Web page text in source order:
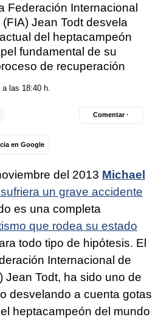
Federación Internacional
Jean Todt desvela
del heptacampeón
fundamental de su
de recuperación
las 18:40 h.
en Google
Comentar ·
del 2013 Michael
un grave accidente
es una completa
que rodea su estado
todo tipo de hipótesis. El
Internacional de
Jean Todt, ha sido uno de
desvelando a cuenta gotas
heptacampeón del mundo